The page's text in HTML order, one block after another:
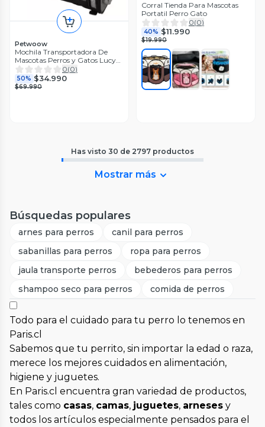
Petwoow
Mochila Transportadora De
Mascotas Perros y Gatos Lucy
32x29x42
0(0)
50% $34.990
$69.990
Corral Tienda Para Mascotas
Portatil Perro Gato
0(0)
40% $11.990
$19.990
Has visto 30 de 2797 productos
Mostrar más
Búsquedas populares
arnes para perros
canil para perros
sabanillas para perros
ropa para perros
jaula transporte perros
bebederos para perros
shampoo seco para perros
comida de perros
Todo para el cuidado para tu perro lo tenemos en
Paris.cl
Sabemos que tu perrito, sin importar la edad o raza,
merece los mejores cuidados en alimentación,
higiene y juguetes.
En Paris.cl encuentra gran variedad de productos,
tales como casas, camas, juguetes, arneses y
todos los artículos especialmente pensados para el